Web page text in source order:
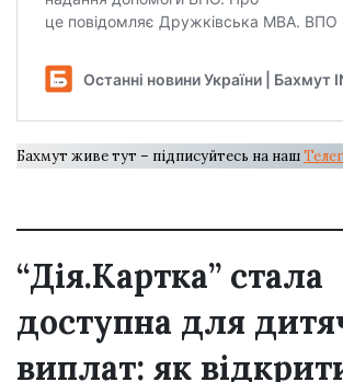
Бахмут живе тут – підписуйтесь на наш
“Дія.Картка” стала
доступна для
виплат: як